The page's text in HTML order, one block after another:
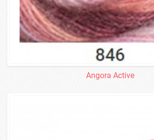
Angora Active